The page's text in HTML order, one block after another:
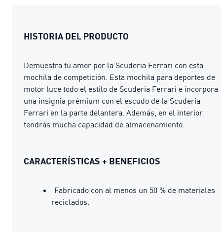
HISTORIA DEL PRODUCTO
Demuestra tu amor por la Scuderia Ferrari con esta
mochila de competición. Esta mochila para deportes de
motor luce todo el estilo de Scuderia Ferrari e incorpora
una insignia prémium con el escudo de la Scuderia
Ferrari en la parte delantera. Además, en el interior
tendrás mucha capacidad de almacenamiento.
CARACTERÍSTICAS + BENEFICIOS
Fabricado con al menos un 50 % de materiales
reciclados.